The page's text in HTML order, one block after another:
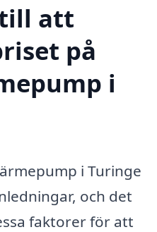
att
på
i
i Turinge
och det
faktorer för att